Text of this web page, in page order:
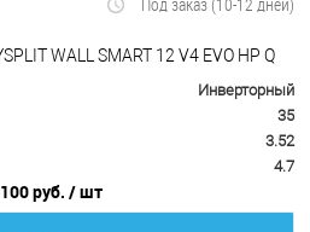
WALL SMART 12 V4 EVO HP Q
Инверторный
35
3.52
4.7
руб. / шт